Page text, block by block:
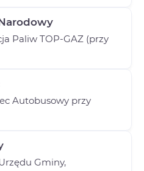
Paliw TOP-GAZ (przy
Autobusowy przy
Gminy,